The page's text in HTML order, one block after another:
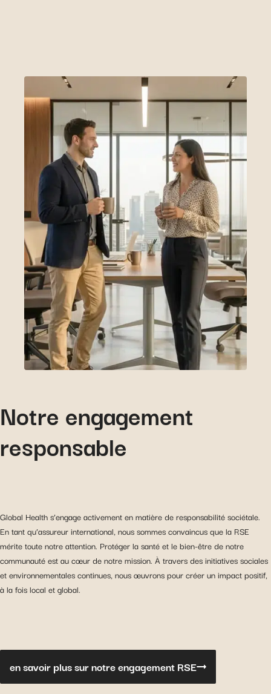
Notre engagement
responsable
Global Health s’engage activement en matière de responsabilité sociétale.
En tant qu’assureur international, nous sommes convaincus que la RSE
mérite toute notre attention. Protéger la santé et le bien-être de notre
communauté est au cœur de notre mission. À travers des initiatives sociales
et environnementales continues, nous œuvrons pour créer un impact positif,
à la fois local et global.
en savoir plus sur notre engagement RSE